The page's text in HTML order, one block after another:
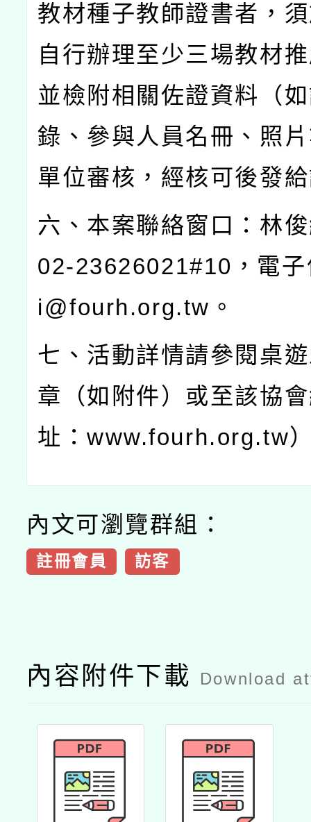
教材種子教師證書者，
自行辦理至少三場教材
並檢附相關佐證資料（
錄、參與人員名冊、照
單位審核，經核可後發
六、本案聯絡窗口：林
02-23626021#10 ，電
i@fourh.org.tw 。
七、活動詳情請參閱桌
章（如附件）或至該協
址：www.fourh.org.tw
內文可瀏覽群組：
註冊會員 訪客
內容附件下載 Download